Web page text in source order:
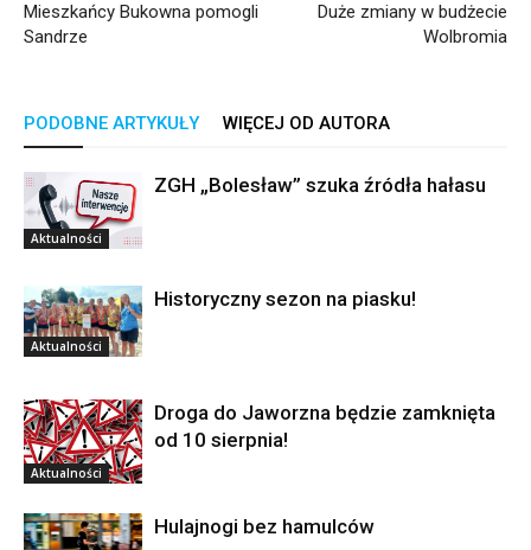
Mieszkańcy Bukowna pomogli
Sandrze
Duże zmiany w budżecie
Wolbromia
PODOBNE ARTYKUŁY WIĘCEJ OD AUTORA
Aktualności
ZGH „Bolesław” szuka źródła hałasu
Aktualności
Historyczny sezon na piasku!
Aktualności
Droga do Jaworzna będzie zamknięta
od 10 sierpnia!
Hulajnogi bez hamulców